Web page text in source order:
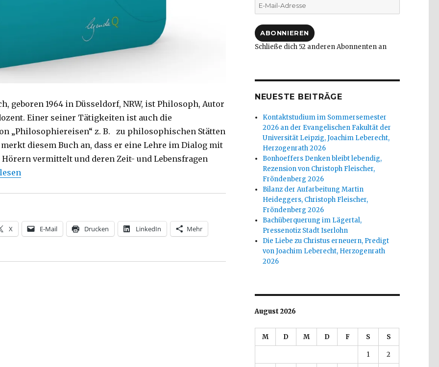
geboren 1964 in Düsseldorf, NRW, ist Philosoph, Autor
Einer seiner Tätigkeiten ist auch die
„Philosophiereisen“ z. B.
zu philosophischen Stätten
diesem Buch an, dass er eine Lehre im Dialog mit
vermittelt und deren Zeit- und Lebensfragen
bejahen, Rezension von Christoph Fleischer, Welver 2019,“
X E-Mail Drucken LinkedIn Mehr
E-
Mail-
ABONNIEREN
Schließe dich 52 anderen Abonnenten an
NEUESTE BEITRÄGE
Kontaktstudium im Sommersemester
2026 an der Evangelischen Fakultät der
Universität Leipzig, Joachim Leberecht,
Herzogenrath 2026
Bonhoeffers Denken bleibt lebendig,
Rezension von Christoph Fleischer,
Fröndenberg 2026
Bilanz der Aufarbeitung Martin
Heideggers, Christoph Fleischer,
Fröndenberg 2026
Bachüberquerung im Lägertal,
Pressenotiz Stadt Iserlohn
Die Liebe zu Christus erneuern, Predigt
von Joachim Leberecht, Herzogenrath
2026
August 2026
M D M D F S S
1 2